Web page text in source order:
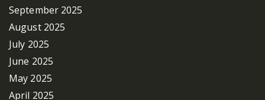
September 2025
August 2025
July 2025
June 2025
May 2025
April 2025